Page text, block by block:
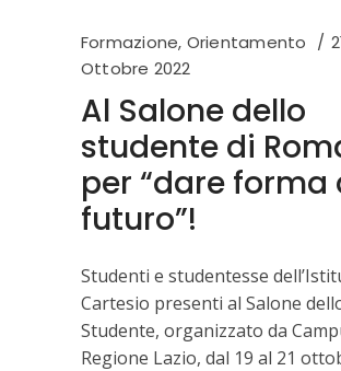
Formazione, Orientamento
Ottobre 2022
Al Salone dello
studente di
per “dare forma
futuro”!
Studenti e studentesse
Cartesio presenti al Salone
Studente, organizzato da
Regione Lazio, dal 19 al 21